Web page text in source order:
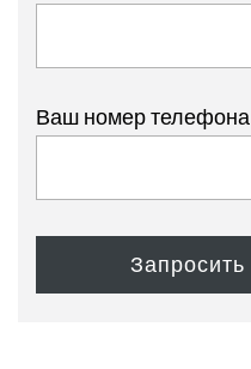
Ваш номер телефона